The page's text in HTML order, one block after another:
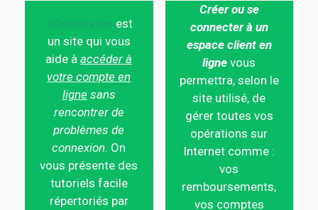
est
un site qui vous
aide àaccéder à
votre compte en
ligne sans
rencontrer de
problèmes de
connexion. On
vous présente des
tutoriels facile
répertoriés par
Créer ou se
connecter à un
espace client en
ligne vous
permettra, selon le
site utilisé, de
gérer toutes vos
opérations sur
Internet comme :
vos
remboursements,
vos comptes